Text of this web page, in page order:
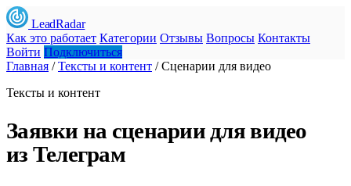
LeadRadar
Как это работает Категории Отзывы Вопросы Контакты
Войти Подключиться
Главная / Тексты и контент / Сценарии для видео
Тексты и контент
Заявки на сценарии для видео
из Телеграм